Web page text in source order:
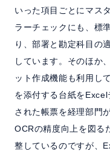
いった項目ごとにマス
ラーチェックにも、標
り、部署と勘定科目の
しています。そのほか
ット作成機能も利用し
を添付する台紙を
された帳票を経理部門
OCRの精度向上を図る
整しているのですが、